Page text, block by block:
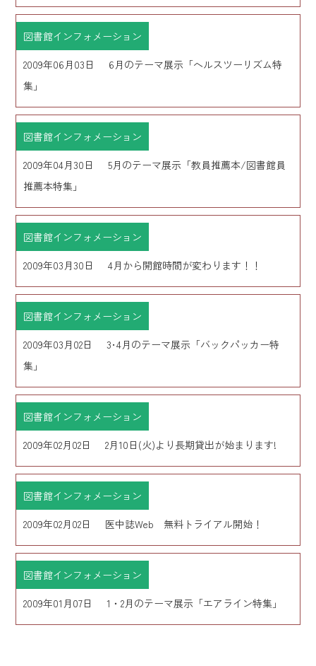
図書館インフォメーション
2009年06月03日
6月のテーマ展示「ヘルスツーリズム特
集」
図書館インフォメーション
2009年04月30日
5月のテーマ展示「教員推薦本/図書館員
推薦本特集」
図書館インフォメーション
2009年03月30日
4月から開館時間が変わります！！
図書館インフォメーション
2009年03月02日
3･4月のテーマ展示「バックパッカー特
集」
図書館インフォメーション
2009年02月02日
2月10日(火)より長期貸出が始まります!
図書館インフォメーション
2009年02月02日
医中誌Web 無料トライアル開始！
図書館インフォメーション
2009年01月07日
1・2月のテーマ展示「エアライン特集」